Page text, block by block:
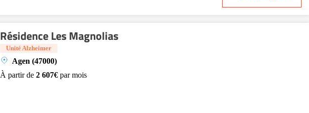
Résidence Les Magnolias
Unité Alzheimer
Agen (47000)
À partir de 2 607€ par mois